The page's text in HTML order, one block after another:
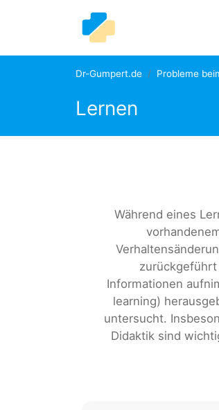
Dr-Gumpert.de Probleme
Lernen
Während eines
Informationen
learning)
untersucht.
Didaktik sind